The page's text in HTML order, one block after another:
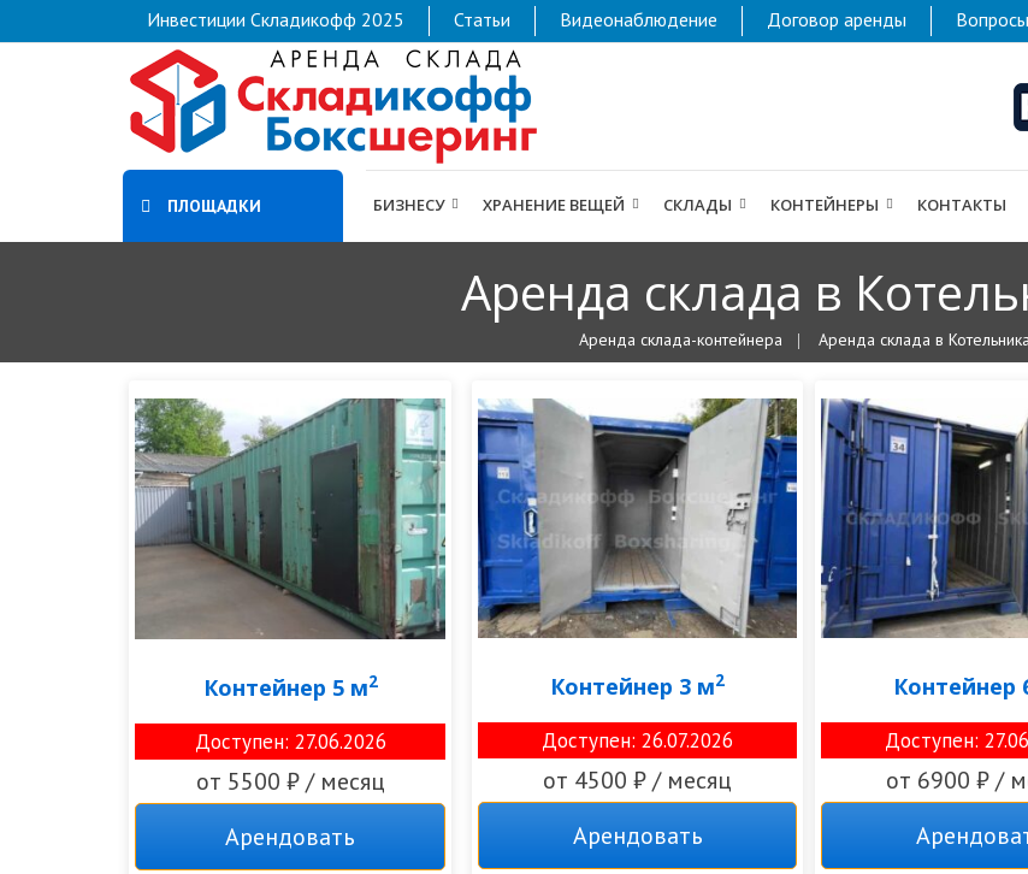
Инвестиции Складикофф 2025 Статьи Видеонаблюдение Договор аренды
ПЛОЩАДКИ БИЗНЕСУ ХРАНЕНИЕ ВЕЩЕЙ СКЛАДЫ КОНТЕЙНЕРЫ КОНТАКТЫ
Аренда склада в
Аренда склада-контейнера Аренда склада в
Контейнер 5 м2
Доступен: 27.06.2026
от 5500 ₽ / месяц
Арендовать
Контейнер 3 м2
Доступен: 26.07.2026
от 4500 ₽ / месяц
Арендовать
Контейнер
Доступен:
от 6900 ₽ /